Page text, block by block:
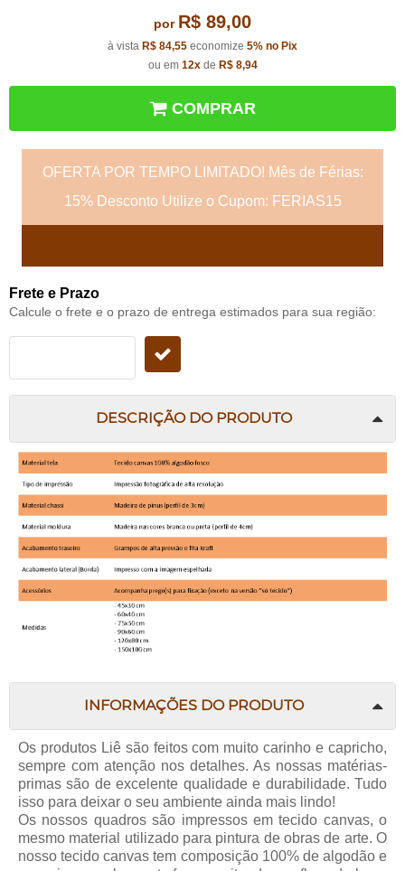
por R$ 89,00
à vista R$ 84,55 economize 5% no Pix
ou em 12xde R$ 8,94
COMPRAR
OFERTA POR TEMPO LIMITADO! Mês de Férias:
15% Desconto Utilize o Cupom: FERIAS15
Frete e Prazo
Calcule o frete e o prazo de entrega estimados para sua região:
DESCRIÇÃO DO PRODUTO
INFORMAÇÕES DO PRODUTO
Os produtos Liê são feitos com muito carinho e capricho,
sempre com atenção nos detalhes. As nossas matérias-
primas são de excelente qualidade e durabilidade. Tudo
isso para deixar o seu ambiente ainda mais lindo!
Os nossos quadros são impressos em tecido canvas, o
mesmo material utilizado para pintura de obras de arte. O
nosso tecido canvas tem composição 100% de algodão e